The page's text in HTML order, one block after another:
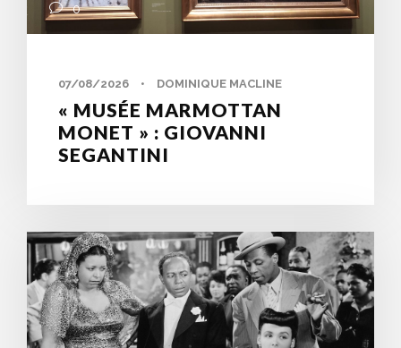
0
07/08/2026 • DOMINIQUE MACLINE
« MUSÉE MARMOTTAN
MONET » : GIOVANNI
SEGANTINI